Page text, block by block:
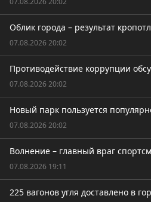
Облик города – результат
07.08.2026 20:02
Противодействие коррупции
07.08.2026 20:02
Новый парк пользуется
07.08.2026 20:02
Волнение – главный враг
07.08.2026 19:11
225 вагонов угля доставлено в